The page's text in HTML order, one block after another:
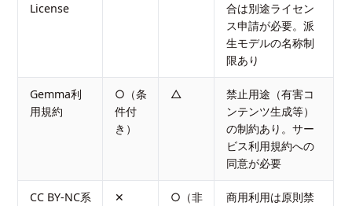
License
合は別途ライセン
ス申請が必要。派
生モデルの名称制
限あり
Gemma利
用規約
○（条
件付
き）
△
禁止用途（有害コ
ンテンツ生成等）
の制約あり。サー
ビス利用規約への
同意が必要
CC BY-NC系 ✕
○（非
商用利用は原則禁